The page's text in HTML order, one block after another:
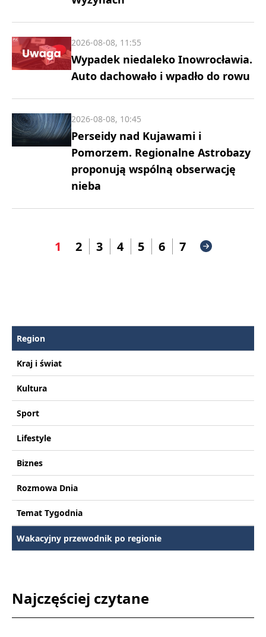
Wypadek niedaleko Inowrocławia.
Auto dachowało i wpadło do rowu
2026-08-08, 11:55
Perseidy nad Kujawami i
Pomorzem. Regionalne Astrobazy
proponują wspólną obserwację
nieba
2026-08-08, 10:45
1 2 3 4 5 6 7
Region
Kraj i świat
Kultura
Sport
Lifestyle
Biznes
Rozmowa Dnia
Temat Tygodnia
Wakacyjny przewodnik po regionie
Najczęściej czytane